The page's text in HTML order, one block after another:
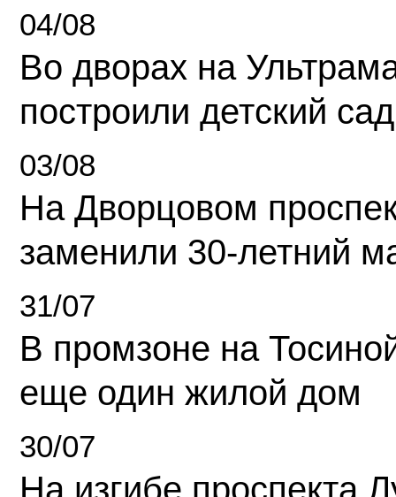
04/08
Во дворах на
построили детский сад
03/08
На Дворцовом
заменили 30-летний
31/07
В промзоне на
еще один жилой дом
30/07
На изгибе проспекта